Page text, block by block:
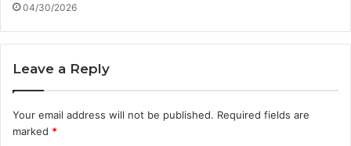
04/30/2026
Leave a Reply
Your email address will not be published. Required fields are
marked *